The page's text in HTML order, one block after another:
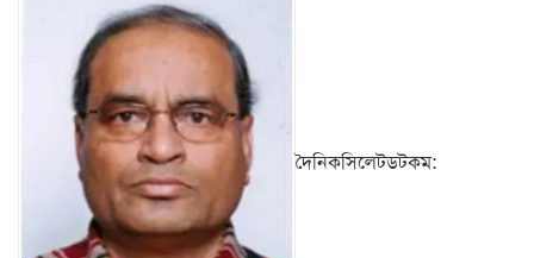
দৈনিকসিলেটডটকম: